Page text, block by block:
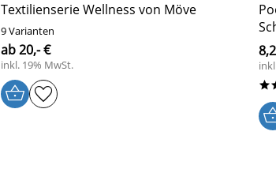
Textilienserie Wellness von Möve
9 Varianten
ab 20,- €
inkl. 19% MwSt.